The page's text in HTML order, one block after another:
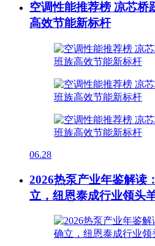
空调性能推荐榜 凉芯桥
高效节能新标杆
06.28
2026热泵产业年鉴解读
立，纽恩泰成行业领头